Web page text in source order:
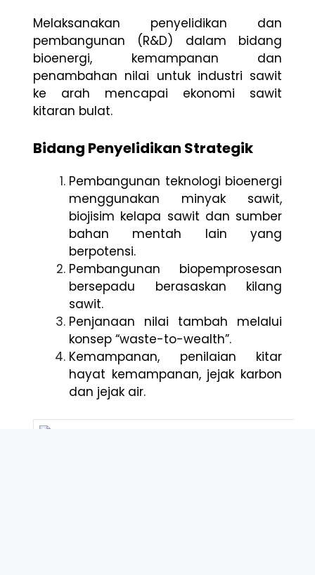
Melaksanakan penyelidikan dan
pembangunan (R&D) dalam bidang
bioenergi, kemampanan dan
penambahan nilai untuk industri sawit
ke arah mencapai ekonomi sawit
kitaran bulat.
Bidang Penyelidikan Strategik
Pembangunan teknologi bioenergi
menggunakan minyak sawit,
biojisim kelapa sawit dan sumber
bahan mentah lain yang
berpotensi.
Pembangunan biopemprosesan
bersepadu berasaskan kilang
sawit.
Penjanaan nilai tambah melalui
konsep “waste-to-wealth”.
Kemampanan, penilaian kitar
hayat kemampanan, jejak karbon
dan jejak air.